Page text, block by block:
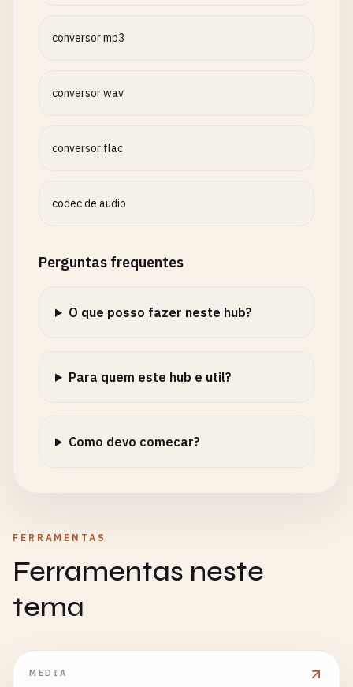
conversor mp3
conversor wav
conversor flac
codec de audio
Perguntas frequentes
O que posso fazer neste hub?
Para quem este hub e util?
Como devo comecar?
FERRAMENTAS
Ferramentas neste
tema
MEDIA